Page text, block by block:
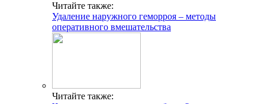
Читайте также:
Удаление наружного геморроя – методы
оперативного вмешательства
Читайте также: